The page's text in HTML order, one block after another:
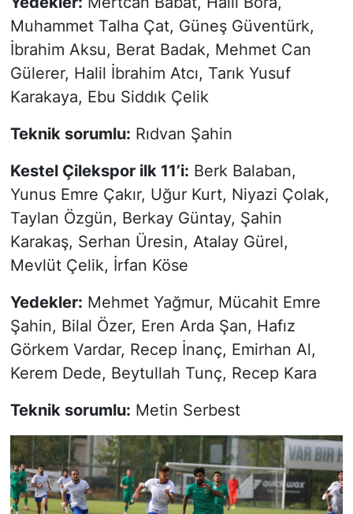
Muhammet Talha Çat, Güneş Güventürk,
İbrahim Aksu, Berat Badak, Mehmet Can
Gülerer, Halil İbrahim Atcı, Tarık Yusuf
Karakaya, Ebu Siddık Çelik
Teknik sorumlu: Rıdvan Şahin
Kestel Çilekspor ilk 11’i: Berk Balaban,
Yunus Emre Çakır, Uğur Kurt, Niyazi Çolak,
Taylan Özgün, Berkay Güntay, Şahin
Karakaş, Serhan Üresin, Atalay Gürel,
Mevlüt Çelik, İrfan Köse
Yedekler: Mehmet Yağmur, Mücahit Emre
Şahin, Bilal Özer, Eren Arda Şan, Hafız
Görkem Vardar, Recep İnanç, Emirhan Al,
Kerem Dede, Beytullah Tunç, Recep Kara
Teknik sorumlu: Metin Serbest